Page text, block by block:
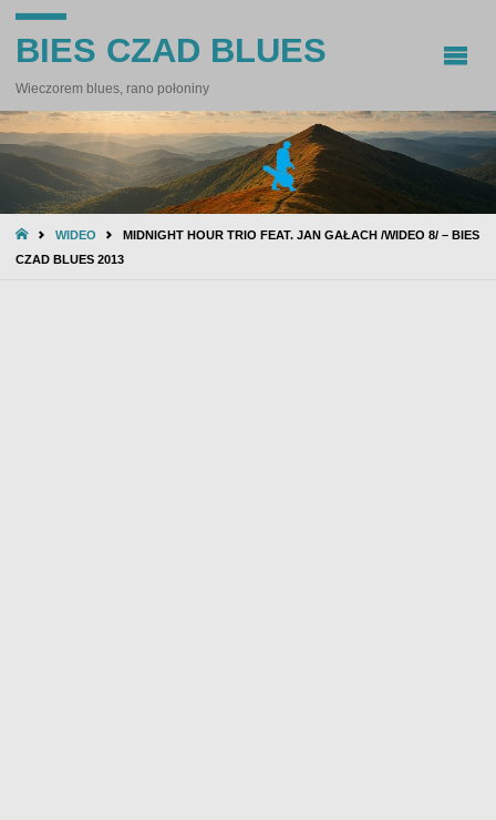
BIES CZAD BLUES
Wieczorem blues, rano połoniny
STRONA
GŁÓWNA
WIDEO
MIDNIGHT HOUR TRIO FEAT. JAN GAŁACH /WIDEO 8/ – BIES
CZAD BLUES 2013